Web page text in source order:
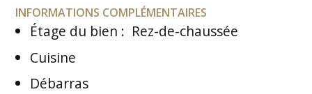
INFORMATIONS COMPLÉMENTAIRES
Étage du bien : Rez-de-chaussée
Cuisine
Débarras